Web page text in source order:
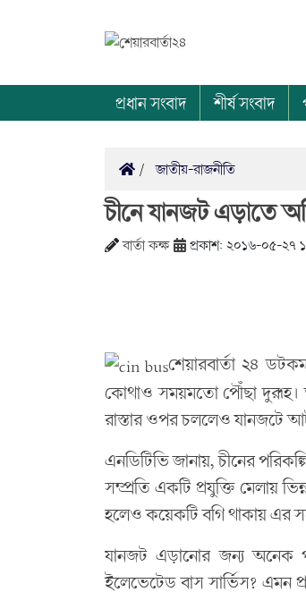
প্রধান সংবাদ শীর্ষ সংবাদ
জাতীয়-রাজনীতি
চীনে যানজট এড়াতে
বার্তা কক্ষ প্রকাশ: ২০১৬-০৫-২৭
শেয়ারবার্তা ২৪
কোথাও সময়মতো পৌঁছা দুরূহ।
রাস্তার ওপর চললেও যানজটে
এনডিটিভি জানায়, চীনের
সম্প্রতি একটি প্রযুক্তি মেলায়
হলেও কয়েকটি বগি থাকায় এর
যানজট এড়ানোর জন্য অনেক
ইলেভেটেড বাস সার্ভিস? এমন